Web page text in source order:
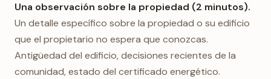
Una observación sobre la propiedad (2 minutos).
Un detalle específico sobre la propiedad o su edificio
que el propietario no espera que conozcas.
Antigüedad del edificio, decisiones recientes de la
comunidad, estado del certificado energético.